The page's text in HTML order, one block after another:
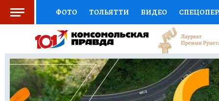
ФОТО ТОЛЬЯТТИ ВИДЕО
СОЦПОДДЕРЖКА НАУКА СПОРТ
ВЫБОР ЭКСПЕРТОВ ДОКТОР
КНИЖНАЯ ПОЛКА ПРОГНОЗЫ НА СПОРТ